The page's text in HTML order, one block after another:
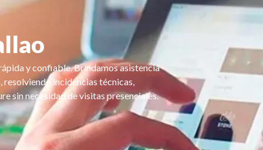
y confiable. Brindamos asistencia
incidencias técnicas,
sin necesidad de visitas presenciales.